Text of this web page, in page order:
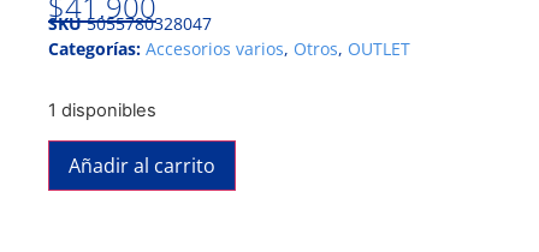
SKU5055780328047
Categorías: Accesorios varios, Otros, OUTLET
1 disponibles
Añadir al carrito